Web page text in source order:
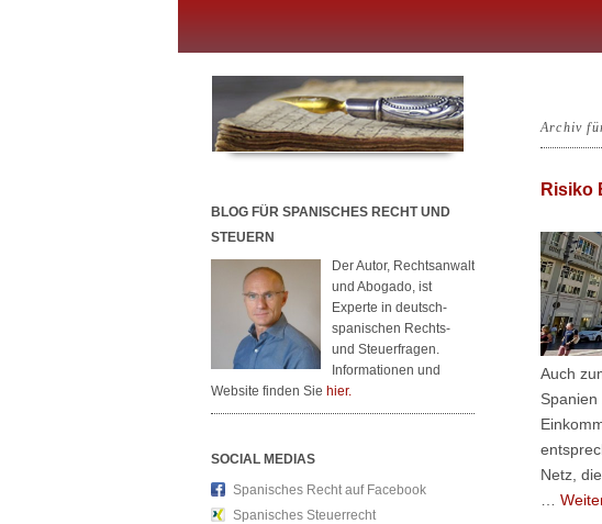
BLOG FÜR SPANISCHES RECHT UND
STEUERN
Der Autor, Rechtsanwalt
und Abogado, ist
Experte in deutsch-
spanischen Rechts-
und Steuerfragen.
Informationen und
Website finden Sie hier.
SOCIAL MEDIAS
Spanisches Recht auf Facebook
Spanisches Steuerrecht
Archiv
Risiko
Auch
Netz,